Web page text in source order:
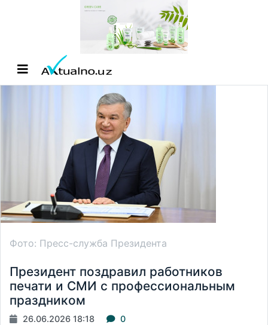
Фото: Пресс-служба Президента
Президент поздравил работников
печати и СМИ с профессиональным
праздником
26.06.2026 18:18 0